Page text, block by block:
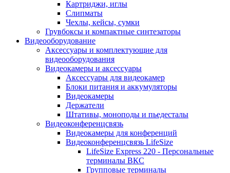
Картриджи, иглы
Слипматы
Чехлы, кейсы, сумки
Грувбоксы и компактные синтезаторы
Видеооборудование
Аксессуары и комплектующие для
видеооборудования
Видеокамеры и аксессуары
Аксессуары для видеокамер
Блоки питания и аккумуляторы
Видеокамеры
Держатели
Штативы, моноподы и пьедесталы
Видеоконференцсвязь
Видеокамеры для конференций
Видеоконференцсвязь LifeSize
LifeSize Express 220 - Персональные
терминалы ВКС
Групповые терминалы